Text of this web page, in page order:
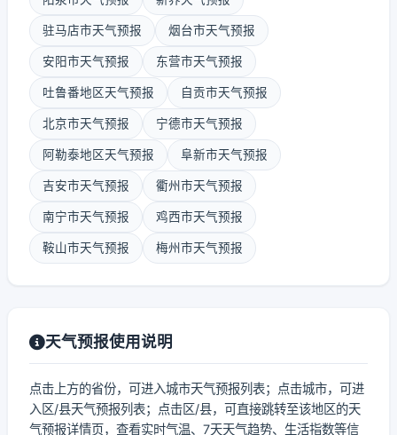
驻马店市天气预报 烟台市天气预报
安阳市天气预报 东营市天气预报
吐鲁番地区天气预报 自贡市天气预报
北京市天气预报 宁德市天气预报
阿勒泰地区天气预报 阜新市天气预报
吉安市天气预报 衢州市天气预报
南宁市天气预报 鸡西市天气预报
鞍山市天气预报 梅州市天气预报
天气预报使用说明
点击上方的省份，可进入城市天气预报列表；点击城市，可进
入区/县天气预报列表；点击区/县，可直接跳转至该地区的天
气预报详情页，查看实时气温、7天天气趋势、生活指数等信